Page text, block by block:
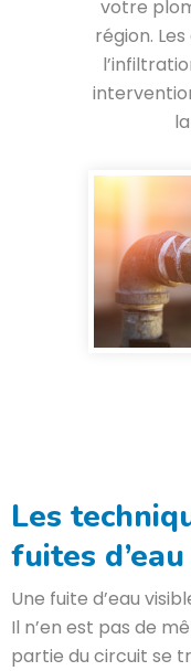
votre
région.
Les
fuites d’eau
Une fuite d’eau
Il n’en est pas de
partie du circuit se